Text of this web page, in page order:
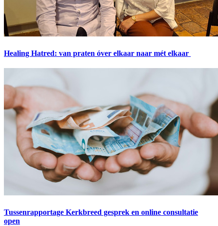
Healing Hatred: van praten óver elkaar naar mét elkaar
Tussenrapportage Kerkbreed gesprek en online consultatie
open